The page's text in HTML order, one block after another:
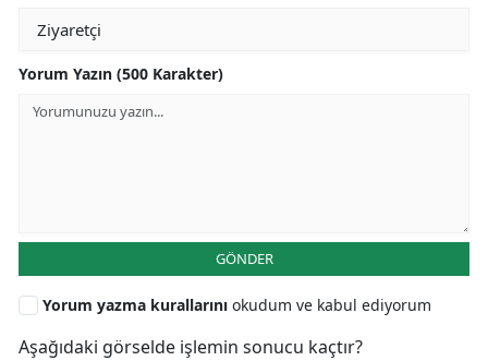
Yorum Yazın (500 Karakter)
GÖNDER
Yorum yazma kurallarını okudum ve kabul ediyorum
Aşağıdaki görselde işlemin sonucu kaçtır?